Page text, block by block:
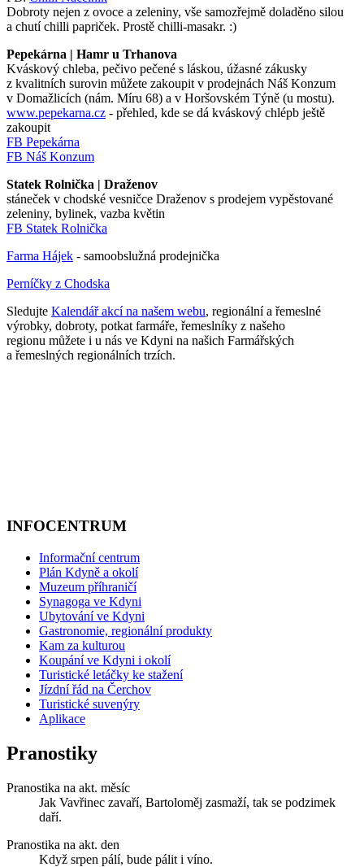
Dobroty nejen z ovoce a zeleniny, vše samozřejmě doladěno silou
a chutí chilli papriček. Prostě chilli-masakr. :)
Pepekárna | Hamr u Trhanova
Kváskový chleba, pečivo pečené s láskou, úžasné zákusky
z kvalitních surovin můžete zakoupit v prodejnách Náš Konzum
v Domažlicích (nám. Míru 68) a v Horšovském Týně (u mostu).
www.pepekarna.cz - přehled, kde se dá kváskový chlépb ještě
zakoupit
FB Pepekárna
FB Náš Konzum
Statek Rolnička | Draženov
stáneček v chodské vesničce Draženov s prodejem vypěstované
zeleniny, bylinek, vazba květin
FB Statek Rolnička
Farma Hájek - samoobslužná prodejnička
Perníčky z Chodska
Sledujte Kalendář akcí na našem webu, regionální a řemeslné
výrobky, dobroty, potkat farmáře, řemeslníky z našeho
regionu můžete i u nás ve Kdyni na našich Farmářských
a řemeslných regionálních trzích.
INFOCENTRUM
Informační centrum
Plán Kdyně a okolí
Muzeum příhraničí
Synagoga ve Kdyni
Ubytování ve Kdyni
Gastronomie, regionální produkty
Kam za kulturou
Koupání ve Kdyni i okolí
Turistické letáčky ke stažení
Jízdní řád na Čerchov
Turistické suvenýry
Aplikace
Pranostiky
Pranostika na akt. měsíc
Jak Vavřinec zavaří, Bartoloměj zasmaží, tak se podzimek
daří.
Pranostika na akt. den
Když srpen pálí, bude pálit i víno.